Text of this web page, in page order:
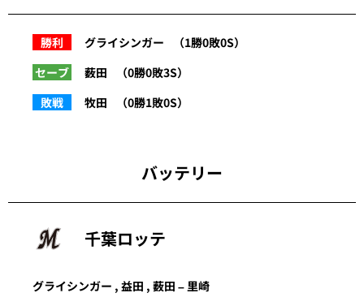
勝利 グライシンガー
（1勝0敗0S）
セーブ
薮田
（0勝0敗3S）
敗戦
牧田 （0勝1敗0S）
バッテリー
千葉ロッテ
グライシンガー , 益田 , 薮田 – 里崎